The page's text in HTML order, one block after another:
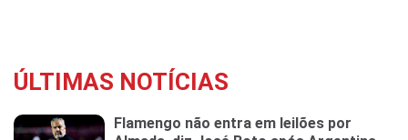
ÚLTIMAS NOTÍCIAS
Flamengo não entra em leilões por